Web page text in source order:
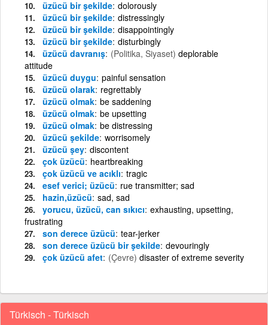
üzücü bir şekilde dolorously
üzücü bir şekilde distressingly
üzücü bir şekilde disappointingly
üzücü bir şekilde disturbingly
üzücü davranış (Politika, Siyaset) deplorable
attitude
üzücü duygu painful sensation
üzücü olarak regrettably
üzücü olmak be saddening
üzücü olmak be upsetting
üzücü olmak be distressing
üzücü şekilde worrisomely
üzücü şey discontent
çok üzücü heartbreaking
çok üzücü ve acıklı tragic
esef verici; üzücü rue transmitter; sad
hazin,üzücü sad, sad
yorucu, üzücü, can sıkıcı exhausting, upsetting,
frustrating
son derece üzücü tear-jerker
son derece üzücü bir şekilde devouringly
çok üzücü afet (Çevre) disaster of extreme severity
Türkisch - Türkisch